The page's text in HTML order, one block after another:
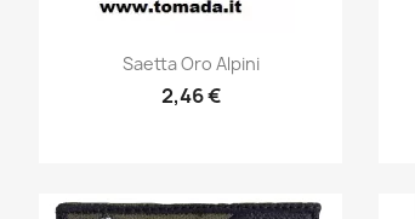
Anteprima
Saetta Oro Alpini
2,46 €